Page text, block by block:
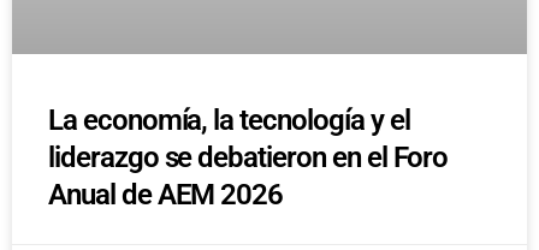
La economía, la tecnología y el
liderazgo se debatieron en el Foro
Anual de AEM 2026